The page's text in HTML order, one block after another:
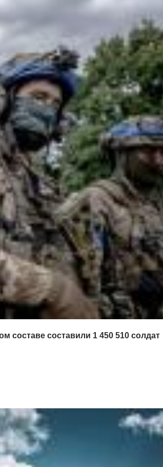
составе составили 1 450 510 солдат